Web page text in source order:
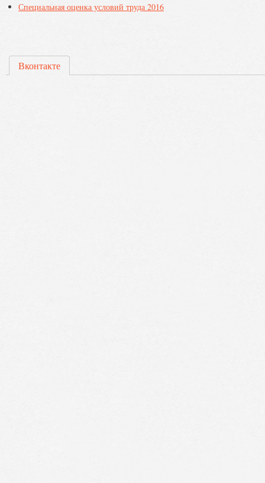
Специальная оценка условий труда 2016
Вконтакте